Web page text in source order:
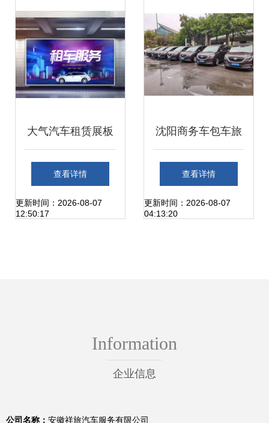
大气汽车租赁展板
模板 创意设计引领
专业形象
查看详情
更新时间：2026-08-07
12:50:17
沈阳商务车包车旅
游、机场接送及汽
车租赁带司机服务
查看详情
更新时间：2026-08-07
04:13:20
Information
企业信息
公司名称： 安徽祥旅汽车服务有限公司